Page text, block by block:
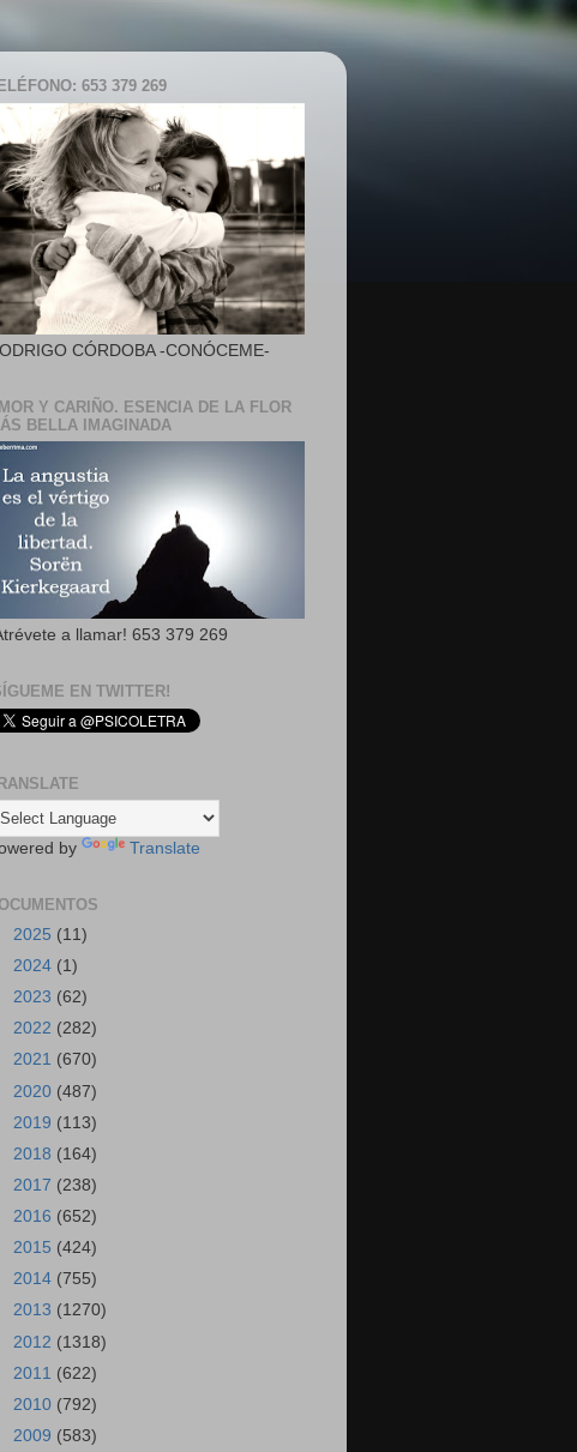
653 379 269
CÓRDOBA -CONÓCEME-
Y CARIÑO. ESENCIA DE LA FLOR
BELLA IMAGINADA
a llamar! 653 379 269
EN TWITTER!
by Translate
2025 (11)
2024 (1)
2023 (62)
2022 (282)
2021 (670)
2020 (487)
2019 (113)
2018 (164)
2017 (238)
2016 (652)
2015 (424)
2014 (755)
2013 (1270)
2012 (1318)
2011 (622)
2010 (792)
2009 (583)